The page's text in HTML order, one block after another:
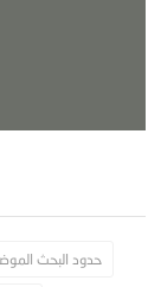
حدود البحث